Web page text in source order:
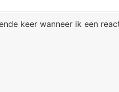
keer wanneer ik een